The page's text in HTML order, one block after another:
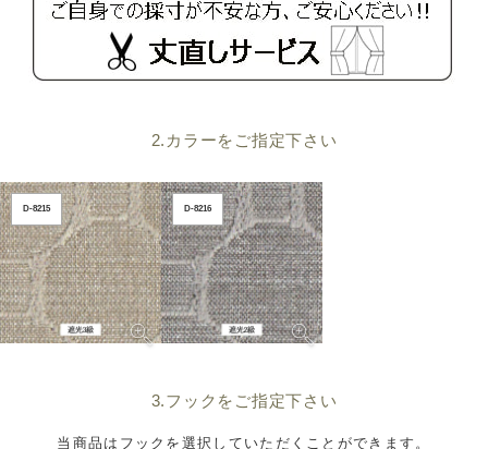
2.カラーをご指定下さい
D-8215 D-8216
3.フックをご指定下さい
当商品はフックを選択していただくことができます。